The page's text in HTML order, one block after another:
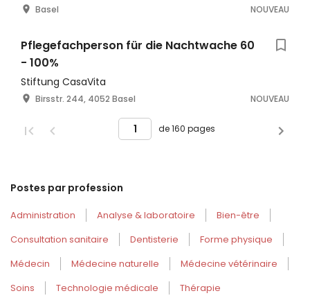
Basel NOUVEAU
Pflegefachperson für die Nachtwache 60
- 100%
Stiftung CasaVita
Birsstr. 244, 4052 Basel NOUVEAU
de 160 pages
Postes par profession
Administration Analyse & laboratoire
Bien-être
Consultation sanitaire
Dentisterie
Forme physique
Médecin
Médecine naturelle
Médecine vétérinaire
Soins
Technologie médicale Thérapie